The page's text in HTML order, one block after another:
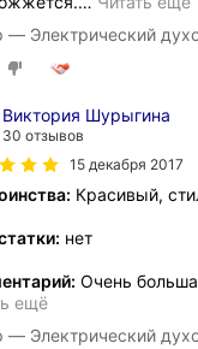
— Электрический
Виктория Шурыгина
30 отзывов
15 декабря 2017
Красивый,
нет
Очень
ещё
— Электрический